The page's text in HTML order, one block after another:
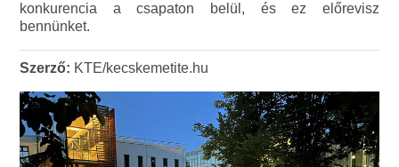
konkurencia a csapaton belül, és ez előrevisz
bennünket.
Szerző: KTE/kecskemetite.hu